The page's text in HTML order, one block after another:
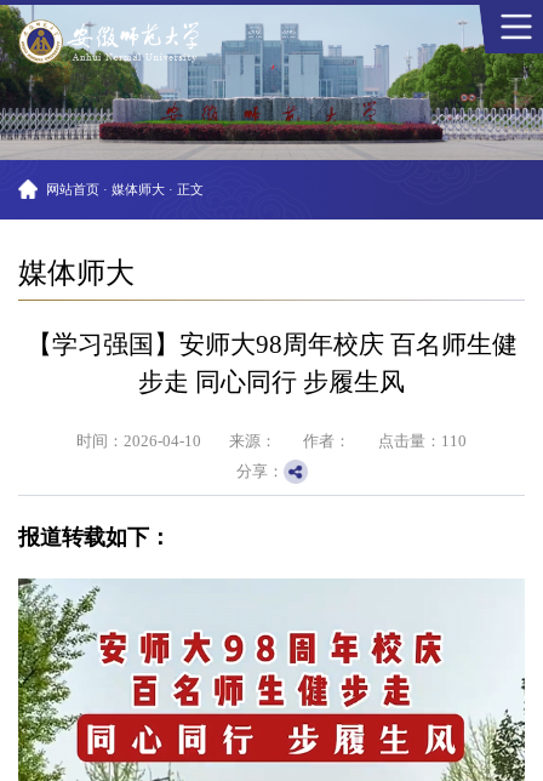
网站首页 · 媒体师大 · 正文
媒体师大
【学习强国】安师大98周年校庆 百名师生健
步走 同心同行 步履生风
时间：2026-04-10 来源： 作者： 点击量： 110
分享：
报道转载如下：